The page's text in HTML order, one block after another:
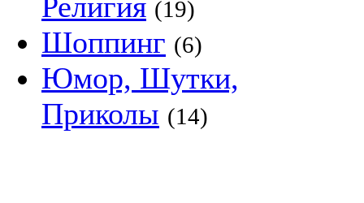
(19)
Шоппинг (6)
Юмор, Шутки,
Приколы (14)